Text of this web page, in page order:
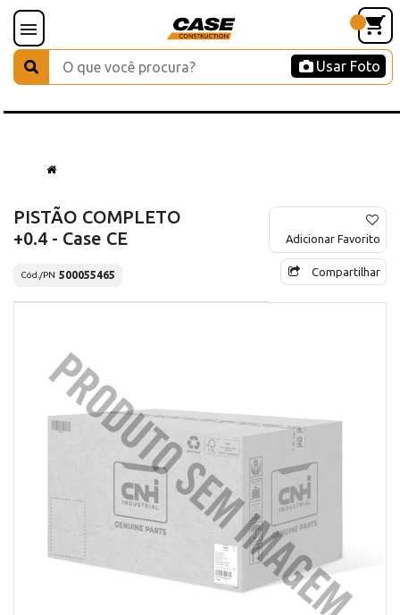
Usar Foto
PISTÃO COMPLETO
+0.4 - Case CE
Cód./PN 500055465
Adicionar Favorito
Compartilhar